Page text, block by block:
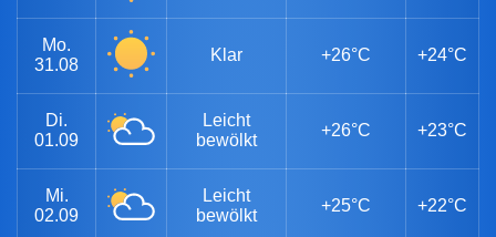
Mo.
31.08
Klar +26°C +24°C
Di.
01.09
Leicht
bewölkt
+26°C +23°C
Mi.
02.09
Leicht
bewölkt
+25°C +22°C